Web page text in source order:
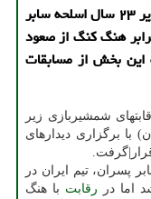
به گزارش مرکز اسپرت، تیم شمشیربازی زیر ۲۳ سال اسلحه سابر
هنگ کنگ از صعود
این بخش از مسابقات
شمشیربازی زیر
آسیا امروز (یکشنبه ۴ آبان) با برگزاری دیدارهای
پسران، تیم ایران در
رقابت با هنگ